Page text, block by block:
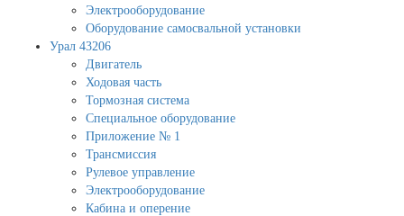
Электрооборудование
Оборудование самосвальной установки
Урал 43206
Двигатель
Ходовая часть
Тормозная система
Специальное оборудование
Приложение № 1
Трансмиссия
Рулевое управление
Электрооборудование
Кабина и оперение